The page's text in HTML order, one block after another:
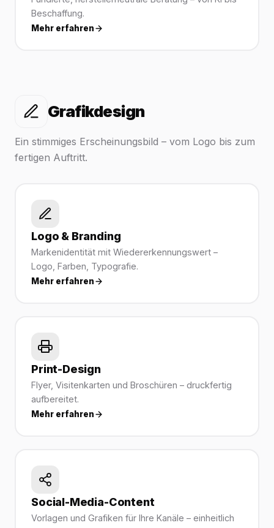
Beschaffung.
Mehr erfahren
Grafikdesign
Ein stimmiges Erscheinungsbild – vom Logo bis zum
fertigen Auftritt.
Logo & Branding
Markenidentität mit Wiedererkennungswert –
Logo, Farben, Typografie.
Mehr erfahren
Print-Design
Flyer, Visitenkarten und Broschüren – druckfertig
aufbereitet.
Mehr erfahren
Social-Media-Content
Vorlagen und Grafiken für Ihre Kanäle – einheitlich